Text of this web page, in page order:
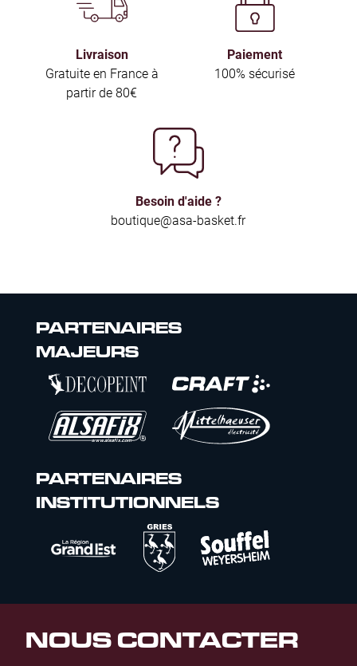
Livraison
Gratuite en France à
partir de 80€
Paiement
100% sécurisé
Besoin d'aide ?
boutique@asa-basket.fr
PARTENAIRES
MAJEURS
PARTENAIRES
INSTITUTIONNELS
NOUS CONTACTER